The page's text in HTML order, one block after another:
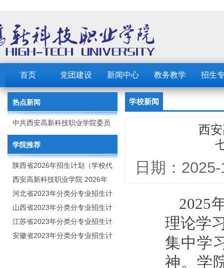
首页 党团建设 新闻中心 教务教学 招生
热点新闻
中共西安高新科技职业学院委员
会 2023年党建工作要点
学院推荐
陕西省2026年招生计划（学校代
码：8103）
西安高新科技职业学院 2026年
招生章程
河北省2023年分类分专业招生计
划（院校代号：1889）
山西省2023年分类分专业招生计
划（院校代号：5560）
江苏省2023年分类分专业招生计
划（院校代号：8931）
安徽省2023年分类分专业招生计
学校新闻
西
日期：
2025
理论学
集中学
神。学